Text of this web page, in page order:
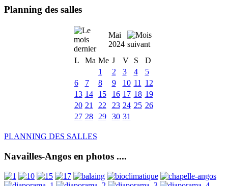
Planning des salles
Mai
2024
L
Ma Me J V S
D
1
2 3 4
5
6
7 8 9 10 11
12
13 14 15 16 17 18 19
20 21 22 23 24 25 26
27 28 29 30 31
PLANNING DES SALLES
Navailles-Angos en photos ....